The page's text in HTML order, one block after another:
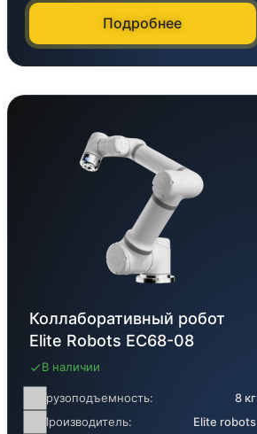
Подробнее
Коллаборативный робот
Elite Robots EC68-08
В наличии
Грузоподъемность:
8 кг
Производитель:
Elite robots